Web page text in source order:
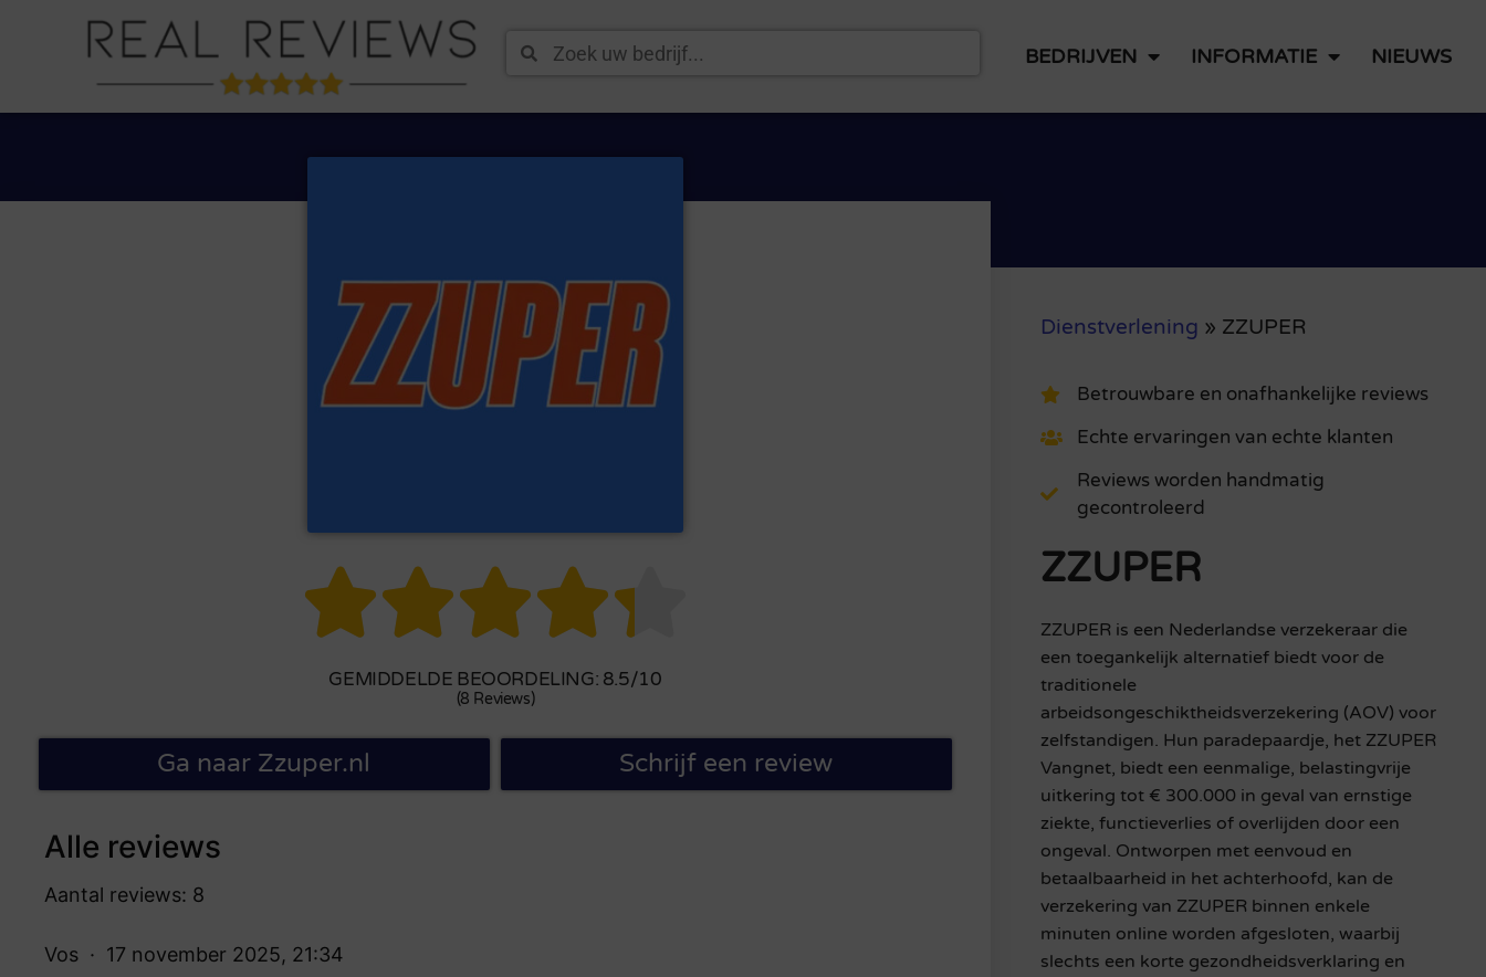
BEDRIJVEN INFORMATIE NIEUWS

GEMIDDELDE BEOORDELING: 8.5/10
(8 Reviews)
Ga naar Zzuper.nl Schrijf een review
Alle reviews
Aantal reviews: 8
Vos 17 november 2025, 21:34
Dienstverlening » ZZUPER
Betrouwbare en onafhankelijke reviews
Echte ervaringen van echte klanten
Reviews worden handmatig
gecontroleerd
ZZUPER
ZZUPER is een Nederlandse verzekeraar die
een toegankelijk alternatief biedt voor de
traditionele
arbeidsongeschiktheidsverzekering (AOV) voor
zelfstandigen. Hun paradepaardje, het ZZUPER
Vangnet, biedt een eenmalige, belastingvrije
uitkering tot € 300.000 in geval van ernstige
ziekte, functieverlies of overlijden door een
ongeval. Ontworpen met eenvoud en
betaalbaarheid in het achterhoofd, kan de
verzekering van ZZUPER binnen enkele
minuten online worden afgesloten, waarbij
slechts een korte gezondheidsverklaring en